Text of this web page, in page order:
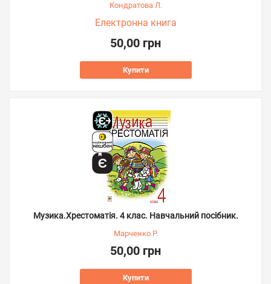
Кондратова Л.
Електронна книга
50,00 грн
Купити
Музика.Хрестоматія. 4 клас. Навчальний посібник.
Марченко Р.
50,00 грн
Купити